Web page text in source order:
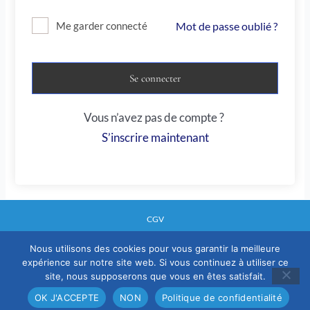
Me garder connecté Mot de passe oublié ?
Se connecter
Vous n’avez pas de compte ?
S’inscrire maintenant
CGV
Mentions legales
Politique confidentialité
Nous utilisons des cookies pour vous garantir la meilleure
expérience sur notre site web. Si vous continuez à utiliser ce
site, nous supposerons que vous en êtes satisfait.
OK J'ACCEPTE
NON Politique de confidentialité